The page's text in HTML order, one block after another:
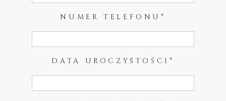
NUMER TELEFONU
DATA UROCZYSTOŚCI